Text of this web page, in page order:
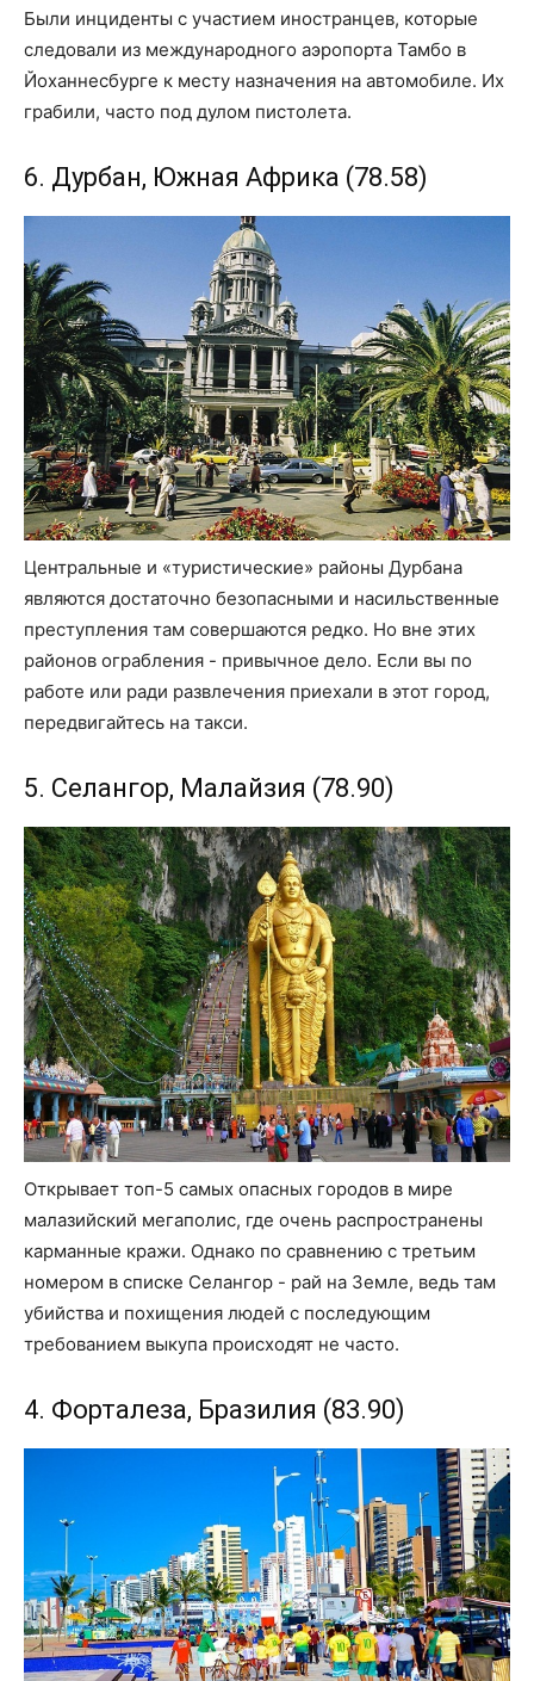
Были инциденты с участием иностранцев, которые
следовали из международного аэропорта Тамбо в
Йоханнесбурге к месту назначения на автомобиле. Их
грабили, часто под дулом пистолета.
6. Дурбан, Южная Африка (78.58)
Центральные и «туристические» районы Дурбана
являются достаточно безопасными и насильственные
преступления там совершаются редко. Но вне этих
районов ограбления - привычное дело. Если вы по
работе или ради развлечения приехали в этот город,
передвигайтесь на такси.
5. Селангор, Малайзия (78.90)
Открывает топ-5 самых опасных городов в мире
малазийский мегаполис, где очень распространены
карманные кражи. Однако по сравнению с третьим
номером в списке Селангор - рай на Земле, ведь там
убийства и похищения людей с последующим
требованием выкупа происходят не часто.
4. Форталеза, Бразилия (83.90)